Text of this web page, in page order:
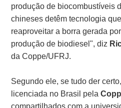
produção de biocombustíveis
chineses detêm tecnologia
reaproveitar a borra gerada
produção de biodiesel", diz
da Coppe/UFRJ.
Segundo ele, se tudo der
licenciada no Brasil pela
compartilhados com a